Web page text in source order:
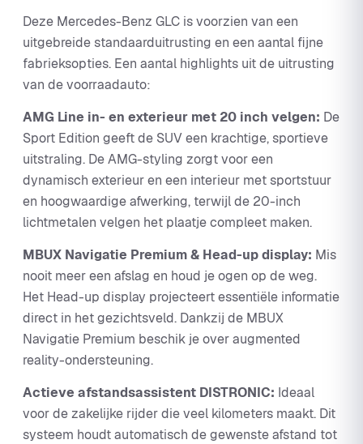
Deze Mercedes-Benz GLC is voorzien van een
uitgebreide standaarduitrusting en een aantal fijne
fabrieksopties. Een aantal highlights uit de uitrusting
van de voorraadauto:
AMG Line in- en exterieur met 20 inch velgen: De
Sport Edition geeft de SUV een krachtige, sportieve
uitstraling. De AMG-styling zorgt voor een
dynamisch exterieur en een interieur met sportstuur
en hoogwaardige afwerking, terwijl de 20-inch
lichtmetalen velgen het plaatje compleet maken.
MBUX Navigatie Premium & Head-up display: Mis
nooit meer een afslag en houd je ogen op de weg.
Het Head-up display projecteert essentiële informatie
direct in het gezichtsveld. Dankzij de MBUX
Navigatie Premium beschik je over augmented
reality-ondersteuning.
Actieve afstandsassistent DISTRONIC: Ideaal
voor de zakelijke rijder die veel kilometers maakt. Dit
systeem houdt automatisch de gewenste afstand tot